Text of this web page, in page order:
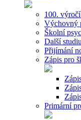
100.
Výchovný
Školní
Další
Přijímání
Zápis pro
Primární